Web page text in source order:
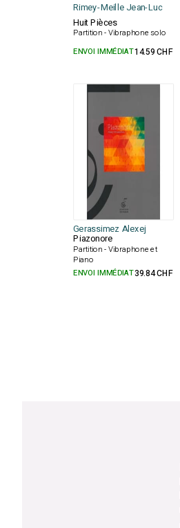
Rimey-Meille Jean-Luc
Huit Pièces
Partition - Vibraphone solo
ENVOI IMMÉDIAT14.59 CHF
Gerassimez Alexej
Piazonore
Partition - Vibraphone et
Piano
ENVOI IMMÉDIAT39.84 CHF